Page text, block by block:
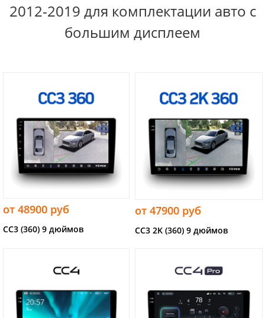
2012-2019 для комплектации авто с
большим дисплеем
от 48900 руб
CC3 (360) 9 дюймов
от 47900 руб
CC3 2K (360) 9 дюймов